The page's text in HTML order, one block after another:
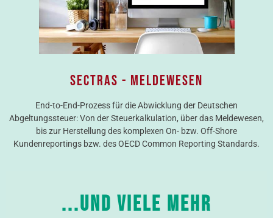
SECTRAS - MELDEWESEN
End-to-End-Prozess für die Abwicklung der Deutschen
Abgeltungssteuer: Von der Steuerkalkulation, über das Meldewesen,
bis zur Herstellung des komplexen On- bzw. Off-Shore
Kundenreportings bzw. des OECD Common Reporting Standards.
...und viele mehr